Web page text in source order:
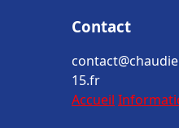
Contact
15.fr
Accueil